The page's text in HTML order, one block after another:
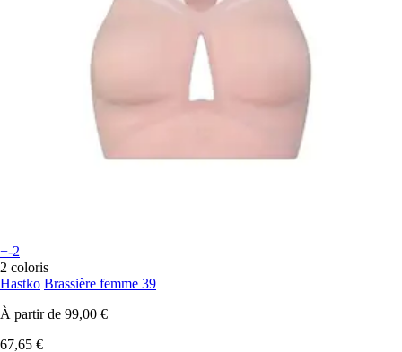
+-2
2 coloris
Hastko Brassière femme 39
À partir de 99,00 €
67,65 €